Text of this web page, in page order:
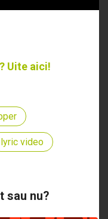
Uite aici!
lyric video
sau nu?